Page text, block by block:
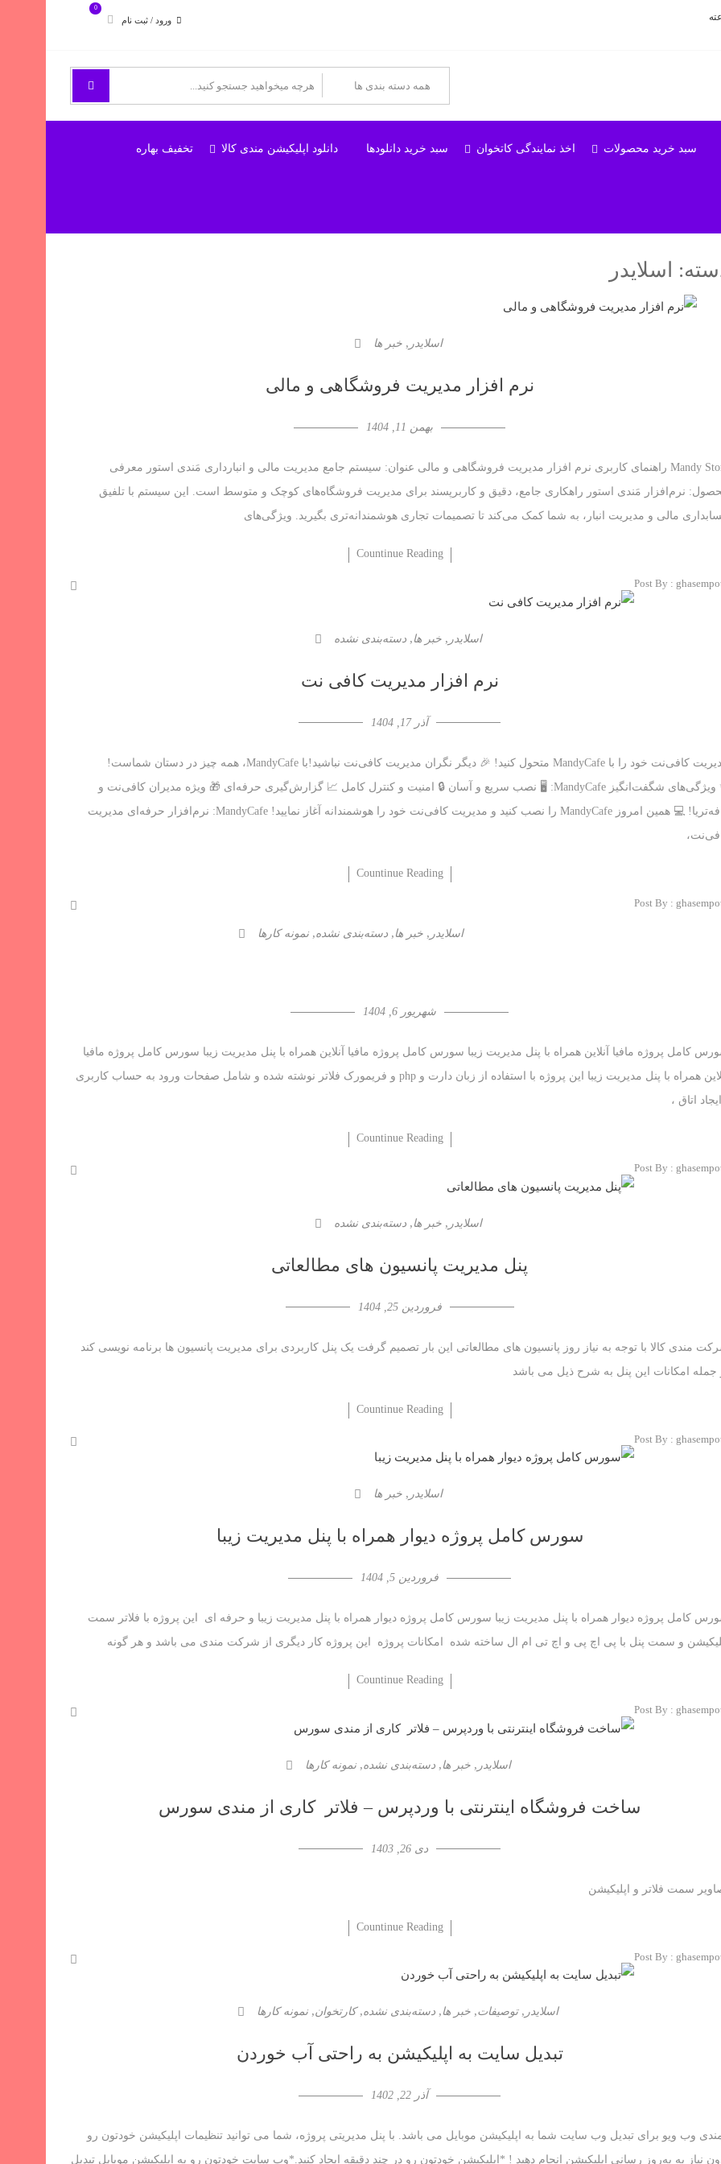
ورود / ثبت نام
0
سبد خرید محصولات اخذ نمایندگی کاتخوان سبد خرید دانلودها دانلود اپلیکیشن مندی کالا تخفیف بهاره
اسلایدر
اسلایدر ,خبر ها
نرم افزار مدیریت فروشگاهی و مالی
بهمن 11, 1404
Mandy Store راهنمای کاربری نرم افزار مدیریت فروشگاهی و مالی عنوان: سیستم جامع مدیریت مالی و انبارداری مَندی استور معرفی
نرم‌افزار مَندی استور راهکاری جامع، دقیق و کاربرپسند برای مدیریت فروشگاه‌های کوچک و متوسط است. این سیستم با تلفیق
مالی و مدیریت انبار، به شما کمک می‌کند تا تصمیمات تجاری هوشمندانه‌تری بگیرید. ویژگی‌های
Countinue Reading
Post By :
اسلایدر ,خبر ها ,دسته‌بندی نشده
نرم افزار مدیریت کافی نت
آذر 17, 1404
مدیریت کافی‌نت خود را با MandyCafe متحول کنید! 🎉 دیگر نگران مدیریت کافی‌نت نباشید!با MandyCafe، همه چیز در دستان شماست!
✨ ویژگی‌های شگفت‌انگیز MandyCafe: 🖥️ نصب سریع و آسان 🔒 امنیت و کنترل کامل 📈 گزارش‌گیری حرفه‌ای 🎁 ویژه مدیران کافی‌نت و
کافه‌تریا! 💻 همین امروز MandyCafe را نصب کنید و مدیریت کافی‌نت خود را هوشمندانه آغاز نمایید! MandyCafe: نرم‌افزار حرفه‌ای مدیریت
Countinue Reading
Post By :
اسلایدر ,خبر ها ,دسته‌بندی نشده,نمونه کارها
شهریور 6, 1404
کامل پروژه مافیا آنلاین همراه با پنل مدیریت زیبا سورس کامل پروژه مافیا آنلاین همراه با پنل مدیریت زیبا سورس کامل پروژه مافیا
آنلاین همراه با پنل مدیریت زیبا این پروژه با استفاده از زبان دارت و php و فریمورک فلاتر نوشته شده و شامل صفحات ورود به حساب کاربری
اتاق ،
Countinue Reading
Post By :
اسلایدر ,خبر ها ,دسته‌بندی نشده
پنل مدیریت پانسیون های مطالعاتی
فروردین 25, 1404
مندی کالا با توجه به نیاز روز پانسیون های مطالعاتی این بار تصمیم گرفت یک پنل کاربردی برای مدیریت پانسیون ها برنامه نویسی کند
جمله امکانات این پنل به شرح ذیل می باشد
Countinue Reading
Post By :
اسلایدر ,خبر ها
سورس کامل پروژه دیوار همراه با پنل مدیریت زیبا
فروردین 5, 1404
کامل پروژه دیوار همراه با پنل مدیریت زیبا سورس کامل پروژه دیوار همراه با پنل مدیریت زیبا و حرفه ای این پروژه با فلاتر سمت
و سمت پنل با پی اچ پی و اچ تی ام ال ساخته شده امکانات پروژه این پروژه کار دیگری از شرکت مندی می باشد و هر گونه
Countinue Reading
Post By :
اسلایدر ,خبر ها ,دسته‌بندی نشده,نمونه کارها
ساخت فروشگاه اینترنتی با وردپرس – فلاتر کاری از مندی سورس
دی 26, 1403
سمت فلاتر و اپلیکیشن
Countinue Reading
Post By :
اسلایدر ,توصیفات, خبر ها , دسته‌بندی نشده,کارتخوان, نمونه کارها
تبدیل سایت به اپلیکیشن به راحتی آب خوردن
آذر 22, 1402
وب ویو برای تبدیل وب سایت شما به اپلیکیشن موبایل می باشد. با پنل مدیریتی پروژه، شما می توانید تنظیمات اپلیکیشن خودتون رو
نیاز به به‌روز رسانی اپلیکیشن انجام دهید ! *اپلیکیشن خودتون رو در چند دقیقه ایجاد کنید.*وب سایت خودتون رو به اپلیکیشن موبایل تبدیل